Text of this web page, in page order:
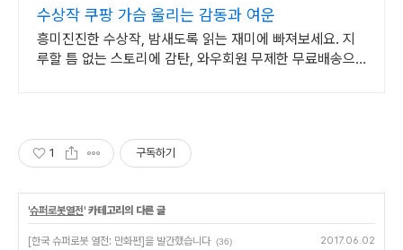
수상작 쿠팡 가슴 울리는 감동과 여운
흥미진진한 수상작, 밤새도록 읽는 재미에 빠져보세요. 지
루할 틈 없는 스토리에 감탄, 와우회원 무제한 무료배송으
1 구독하기
'슈퍼로봇열전' 카테고리의 다른 글
[한국 슈퍼로봇 열전: 만화편]을 발간했습니다 (36) 2017.06.02